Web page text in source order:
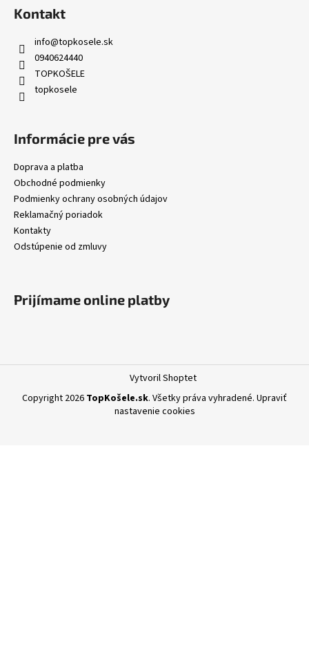
Kontakt
info@topkosele.sk
0940624440
TOPKOŠELE
topkosele
Informácie pre vás
Doprava a platba
Obchodné podmienky
Podmienky ochrany osobných údajov
Reklamačný poriadok
Kontakty
Odstúpenie od zmluvy
Prijímame online platby
Vytvoril Shoptet
Copyright 2026 TopKošele.sk. Všetky práva vyhradené. Upraviť
nastavenie cookies